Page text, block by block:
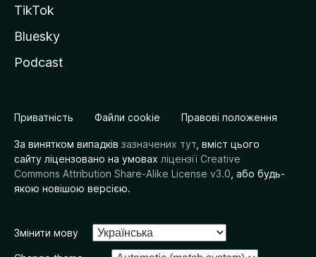
TikTok
Bluesky
Podcast
Приватність Файли cookie Правові положення
За винятком випадків зазначених тут , вміст цього
сайту ліцензовано на умовах ліцензії Creative
Commons Attribution Share-Alike License v3.0 , або будь-
якою новішою версією.
Змінити мову